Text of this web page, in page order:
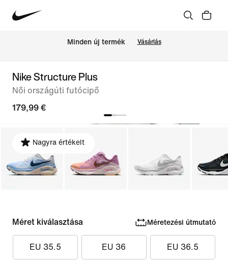
Minden új termék Vásárlás
Nike Structure Plus
Női országúti futócipő
179,99 €
Nagyra értékelt
Méret kiválasztása Méretezési útmutató
EU 35.5 EU 36 EU 36.5